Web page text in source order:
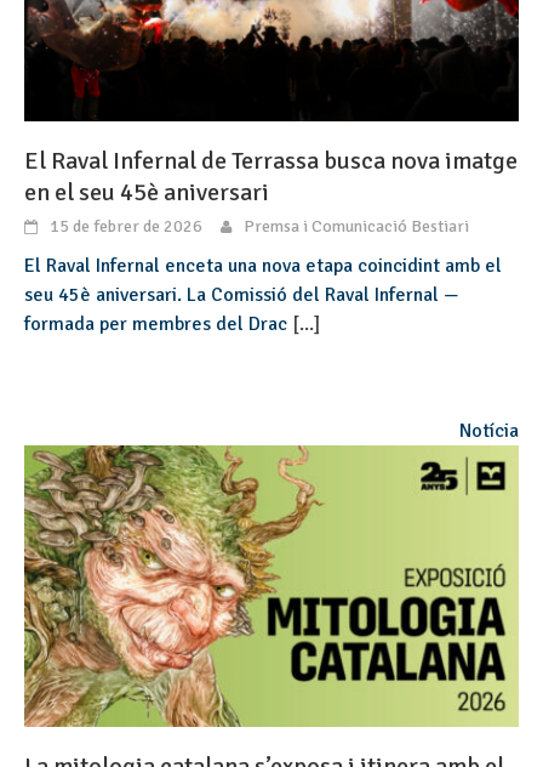
El Raval Infernal de Terrassa busca nova imatge
en el seu 45è aniversari
15 de febrer de 2026 Premsa i Comunicació Bestiari
El Raval Infernal enceta una nova etapa coincidint amb el
seu 45è aniversari. La Comissió del Raval Infernal —
formada per membres del Drac [...]
Notícia